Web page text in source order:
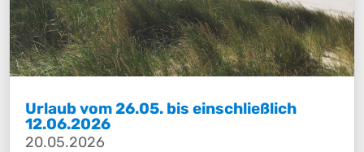
Urlaub vom 26.05. bis einschließlich
12.06.2026
20.05.2026